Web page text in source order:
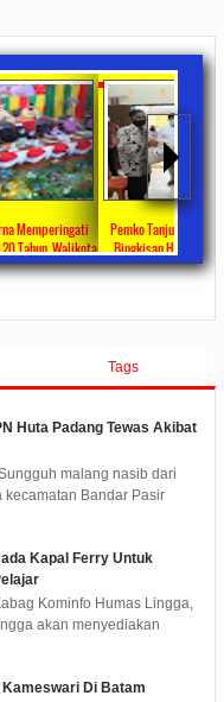
Memperingati
Tahun, Walikota
Capaian
Pemko Tanjung
Bingkisan Hari Raya
Untuk Masyarakat
Tags
Huta Padang Tewas Akibat
malang nasib dari
Bandar Pasir
Kapal Ferry Untuk
Kominfo Humas Lingga,
akan menyediakan
Di Batam